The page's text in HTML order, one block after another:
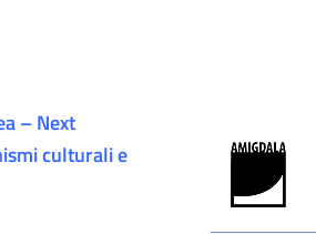
– Next
culturali e